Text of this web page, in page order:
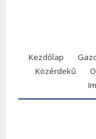
Kezdőlap
Közérdekű